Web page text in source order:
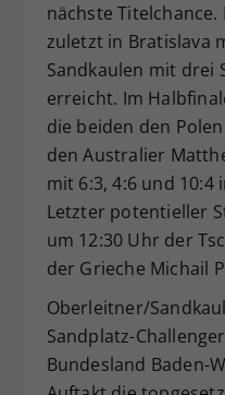
nächste
zuletzt in Bratislava
Sandkaulen mit drei
erreicht. Im
die beiden den
den Australier
mit 6:3, 4:6 und 10:4
Letzter potentieller
um 12:30 Uhr der
der Grieche Michail
Oberleitner/
Sandplatz-
Bundesland Baden-